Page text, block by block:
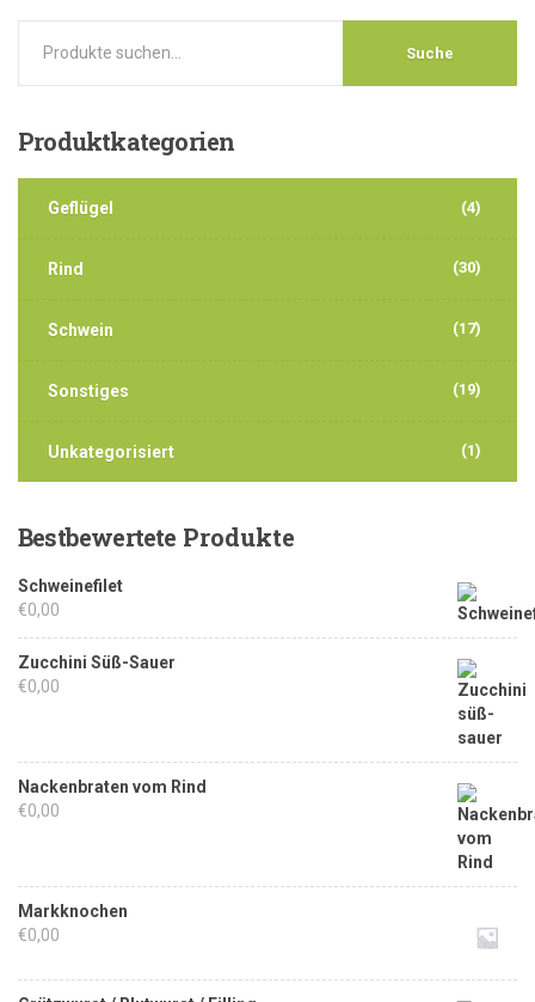
Suche
Produktkategorien
Geflügel (4)
Rind (30)
Schwein (17)
Sonstiges (19)
Unkategorisiert (1)
Bestbewertete Produkte
Schweinefilet
€0,00
Zucchini Süß-Sauer
€0,00
Nackenbraten vom Rind
€0,00
Markknochen
€0,00